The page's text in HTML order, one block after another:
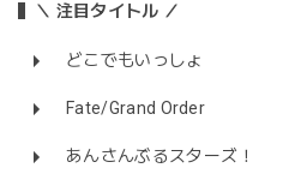
＼ 注目タイトル ／
どこでもいっしょ
Fate/Grand Order
あんさんぶるスターズ！